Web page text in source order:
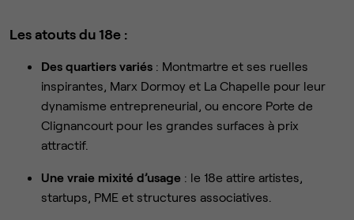
Les atouts du 18e :
Des quartiers variés : Montmartre et ses ruelles
inspirantes, Marx Dormoy et La Chapelle pour leur
dynamisme entrepreneurial, ou encore Porte de
Clignancourt pour les grandes surfaces à prix
attractif.
Une vraie mixité d’usage : le 18e attire artistes,
startups, PME et structures associatives.